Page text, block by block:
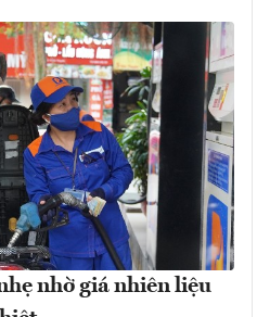
nhờ giá nhiên liệu